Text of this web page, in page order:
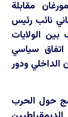
مقابلة
نائب رئيس
الولايات
سياسي
الداخلي ودور
حول الحرب